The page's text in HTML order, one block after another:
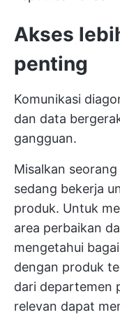
Akses
penting
Komunikasi
dan data
gangguan.
Misalkan
sedang bekerja
produk. Untuk
area perbaikan
mengetahui
dengan produk
dari departemen
relevan dapat